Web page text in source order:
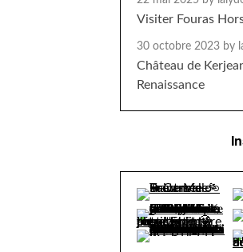
Visiter Fouras
30 octobre 2023 by
Château de
Renaissance